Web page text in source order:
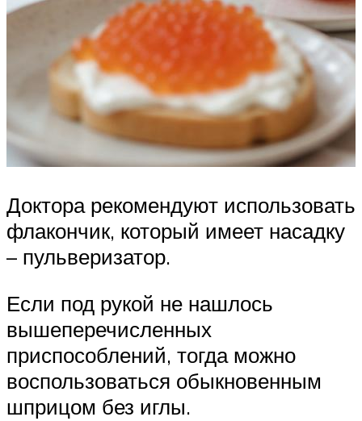
Доктора рекомендуют использовать
флакончик, который имеет насадку
– пульверизатор.
Если под рукой не нашлось
вышеперечисленных
приспособлений, тогда можно
воспользоваться обыкновенным
шприцом без иглы.